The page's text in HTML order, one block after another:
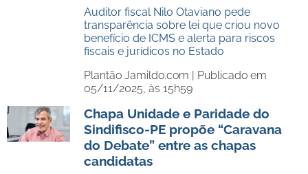
Auditor fiscal Nilo Otaviano pede
transparência sobre lei que criou novo
benefício de ICMS e alerta para riscos
fiscais e jurídicos no Estado
Plantão Jamildo.com | Publicado em
05/11/2025, às 15h59
Chapa Unidade e Paridade do
Sindifisco-PE propõe “Caravana
do Debate” entre as chapas
candidatas